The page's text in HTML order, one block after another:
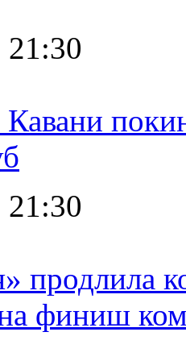
21:30
21:30
продлила
финиш